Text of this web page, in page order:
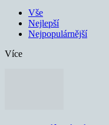
Vše
Nejlepší
Nejpopulárnější
Více